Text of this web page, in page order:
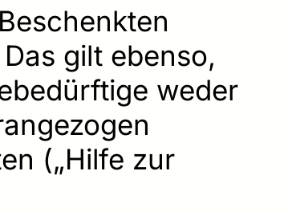
gilt ebenso,
weder
(„Hilfe zur